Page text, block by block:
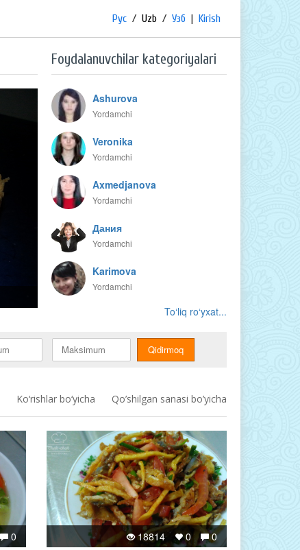
Рус / Uzb / Узб | Kirish
Foydalanuvchilar kategoriyalari
Ashurova
Yordamchi
Veronika
Yordamchi
Axmedjanova
Yordamchi
Дания
Yordamchi
Karimova
Yordamchi
To‘liq ro‘yxat...
Ko‘rishlar bo‘yicha Qo’shilgan sanasi bo’yicha
0 0
0
18814